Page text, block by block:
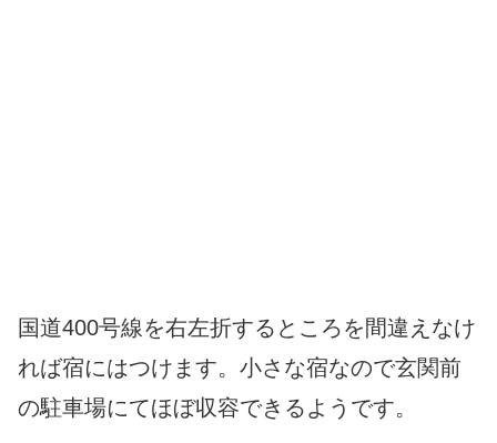
国道400号線を右左折するところを間違えなけ
れば宿にはつけます。小さな宿なので玄関前
の駐車場にてほぼ収容できるようです。